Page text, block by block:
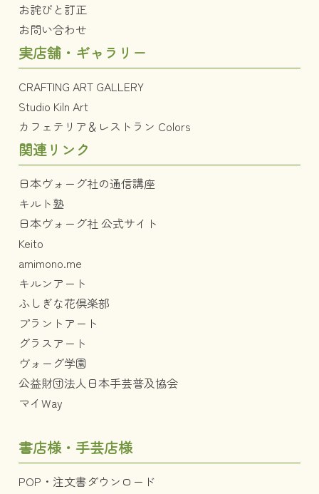
お詫びと訂正
お問い合わせ
実店舗・ギャラリー
CRAFTING ART GALLERY
Studio Kiln Art
カフェテリア＆レストラン Colors
関連リンク
日本ヴォーグ社の通信講座
キルト塾
日本ヴォーグ社 公式サイト
Keito
amimono.me
キルンアート
ふしぎな花倶楽部
プラントアート
グラスアート
ヴォーグ学園
公益財団法人日本手芸普及協会
マイWay
書店様・手芸店様
POP・注文書ダウンロード